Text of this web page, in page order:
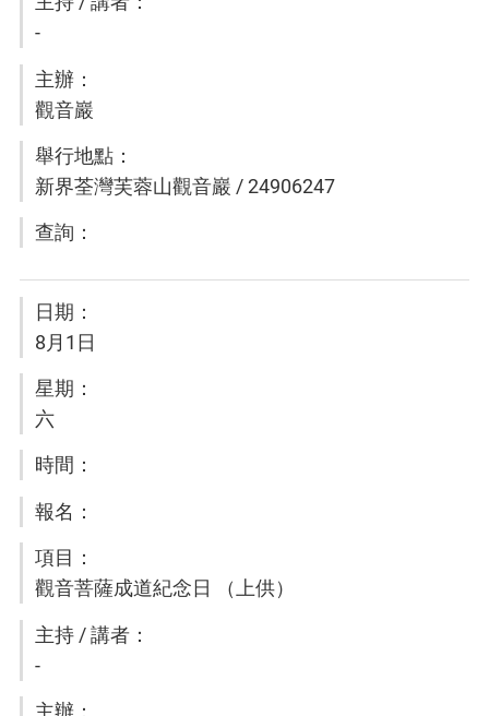
-
觀音巖
新界荃灣芙蓉山觀音巖 / 24906247
8月1日
六
觀音菩薩成道紀念日 （上供）
-